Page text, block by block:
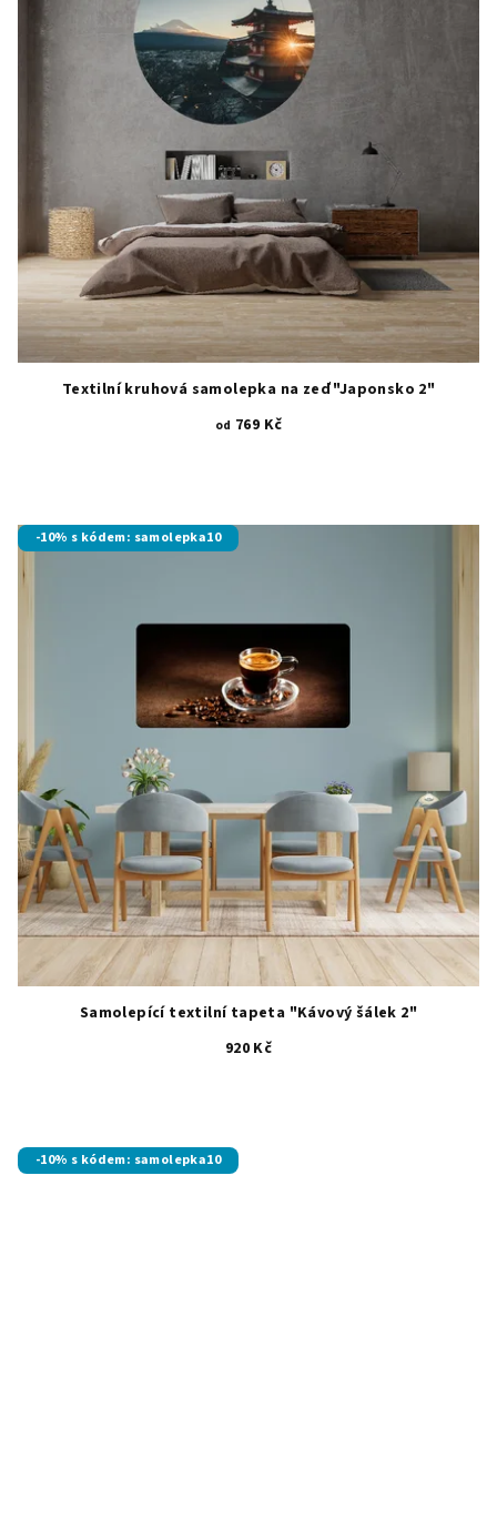
Textilní kruhová samolepka na zeď "Japonsko 2"
od 769 Kč
-10% s kódem: samolepka10
Samolepící textilní tapeta "Kávový šálek 2"
920 Kč
-10% s kódem: samolepka10